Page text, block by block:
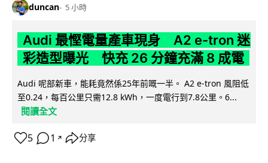
duncan 5 小時
Audi 最慳電量產車現身 A2 e-tron 迷
彩造型曝光 快充 26 分鐘充滿 8 成電
Audi 呢部新車，能耗竟然係25年前嘅一半。 A2 e-tron 風阻低
至0.24，每百公里只需12.8 kWh，一度電行到7.8公里。6...
閱讀全文
5 1 ↗ 分享